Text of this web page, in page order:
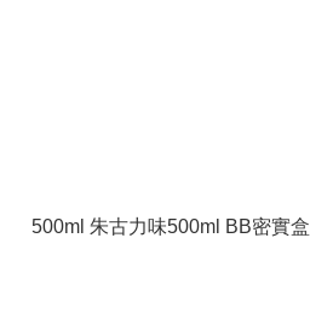
500ml 朱古力味500ml BB密實盒